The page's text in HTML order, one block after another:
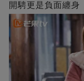
開騁更是負面纏身